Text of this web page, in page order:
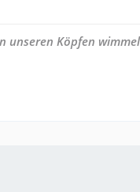
unseren Köpfen